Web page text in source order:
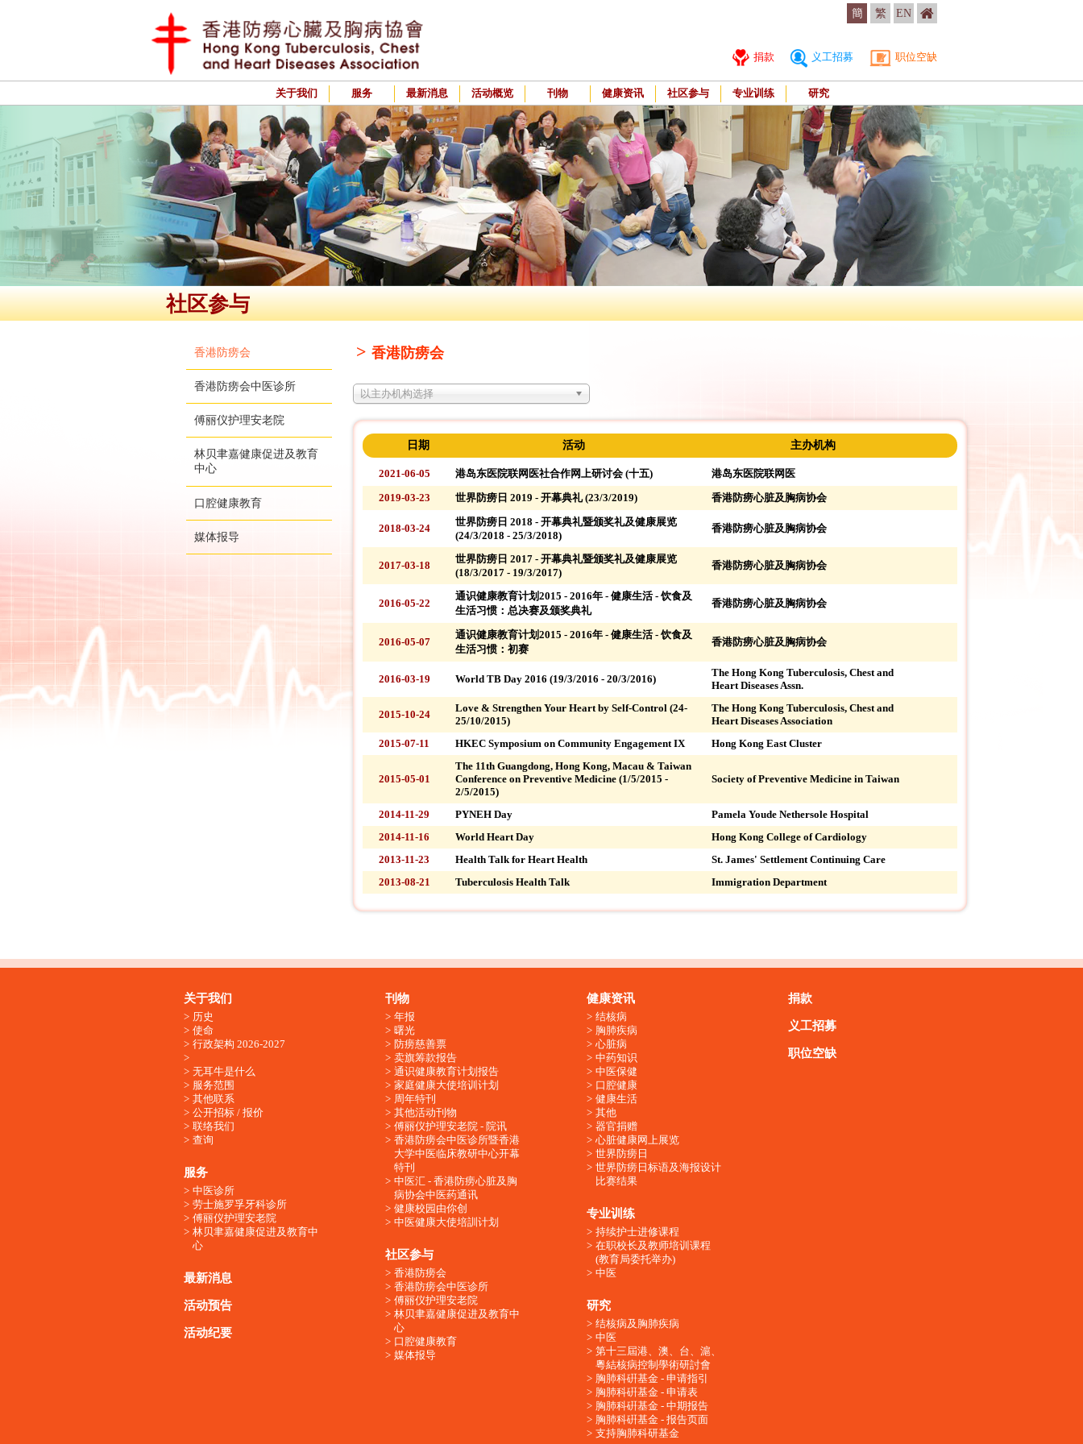
簡 繁 EN
捐款 义工招募 职位空缺
关于我们 服务 最新消息 活动概览 刊物 健康资讯 社区参与 专业训练 研究
社区参与
香港防痨会
香港防痨会中医诊所
傅丽仪护理安老院
林贝聿嘉健康促进及教育
中心
口腔健康教育
媒体报导
> 香港防痨会
以主办机构选择
日期 活动 主办机构
2021-06-05 港岛东医院联网医社合作网上研讨会 (十五)
港岛东医院联网医
2019-03-23
世界防痨日 2019 - 开幕典礼 (23/3/2019) 香港防痨心脏及胸病协会
2018-03-24
世界防痨日 2018 - 开幕典礼暨颁奖礼及健康展览
(24/3/2018 - 25/3/2018)
香港防痨心脏及胸病协会
2017-03-18
世界防痨日 2017 - 开幕典礼暨颁奖礼及健康展览
(18/3/2017 - 19/3/2017)
香港防痨心脏及胸病协会
2016-05-22
通识健康教育计划2015 - 2016年 - 健康生活 - 饮食及
生活习惯：总决赛及颁奖典礼
香港防痨心脏及胸病协会
2016-05-07
通识健康教育计划2015 - 2016年 - 健康生活 - 饮食及
生活习惯：初赛
香港防痨心脏及胸病协会
2016-03-19 World TB Day 2016 (19/3/2016 - 20/3/2016)
The Hong Kong Tuberculosis, Chest and
Heart Diseases Assn.
2015-10-24
Love & Strengthen Your Heart by Self-Control (24-
25/10/2015)
The Hong Kong Tuberculosis, Chest and
Heart Diseases Association
2015-07-11
HKEC Symposium on Community Engagement IX Hong Kong East Cluster
2015-05-01
The 11th Guangdong, Hong Kong, Macau & Taiwan
Conference on Preventive Medicine (1/5/2015 -
2/5/2015)
Society of Preventive Medicine in Taiwan
2014-11-29 PYNEH Day
Pamela Youde Nethersole Hospital
2014-11-16
World Heart Day
Hong Kong College of Cardiology
2013-11-23
Health Talk for Heart Health
St. James' Settlement Continuing Care
2013-08-21
Tuberculosis Health Talk Immigration Department
关于我们
历史
使命
行政架构 2026-2027
无耳牛是什么
服务范围
其他联系
公开招标 / 报价
联络我们
查询
服务
中医诊所
劳士施罗孚牙科诊所
傅丽仪护理安老院
林贝聿嘉健康促进及教育中
心
最新消息
活动预告
活动纪要
刊物
年报
曙光
防痨慈善票
卖旗筹款报告
通识健康教育计划报告
家庭健康大使培训计划
周年特刊
其他活动刊物
傅丽仪护理安老院 - 院讯
香港防痨会中医诊所暨香港
大学中医临床教研中心开幕
特刊
中医汇 - 香港防痨心脏及胸
病协会中医药通讯
健康校园由你创
中医健康大使培訓计划
社区参与
香港防痨会
香港防痨会中医诊所
傅丽仪护理安老院
林贝聿嘉健康促进及教育中
心
口腔健康教育
媒体报导
健康资讯
结核病
胸肺疾病
心脏病
中药知识
中医保健
口腔健康
健康生活
其他
器官捐赠
心脏健康网上展览
世界防痨日
世界防痨日标语及海报设计
比赛结果
专业训练
持续护士进修课程
在职校长及教师培训课程
(教育局委托举办)
中医
研究
结核病及胸肺疾病
中医
第十三屆港、澳、台、滬、
粵結核病控制學術研討會
胸肺科硏基金 - 申请指引
胸肺科硏基金 - 申请表
胸肺科硏基金 - 中期报告
胸肺科硏基金 - 报告页面
支持胸肺科研基金
捐款
义工招募
职位空缺